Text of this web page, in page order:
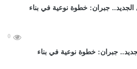
0
جبران: خطوة نوعية في بناء